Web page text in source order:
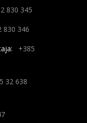
830 345
830 346
+385
32 638